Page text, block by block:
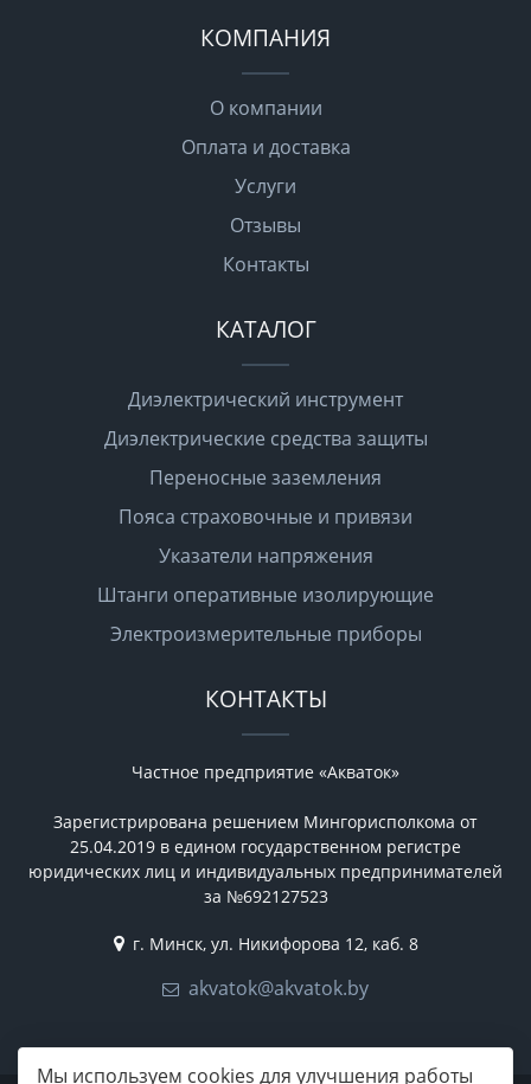
КОМПАНИЯ
О компании
Оплата и доставка
Услуги
Отзывы
Контакты
КАТАЛОГ
Диэлектрический инструмент
Диэлектрические средства защиты
Переносные заземления
Пояса страховочные и привязи
Указатели напряжения
Штанги оперативные изолирующие
Электроизмерительные приборы
КОНТАКТЫ
Частное предприятие «Акваток»
Зарегистрирована решением Мингорисполкома от
25.04.2019 в едином государственном регистре
юридических лиц и индивидуальных предпринимателей
за №692127523
г. Минск, ул. Никифорова 12, каб. 8
akvatok@akvatok.by
Мы используем cookies для улучшения работы